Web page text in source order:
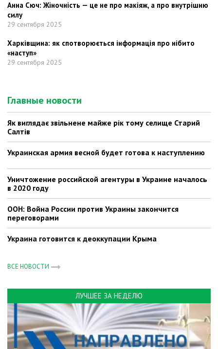
Анна Сюч: Жіночність — це не про макіяж, а про внутрішню
силу
29 сентября 2025
Харківщина: як спотворюється інформація про нібито
«наступ»
29 сентября 2025
Главные новости
Як виглядає звільнене майже рік тому селище Старий
Салтів
Украинская армия весной будет готова к наступлению
Уничтожение российской агентуры в Украине началось
в 2020 году
ООН: Война России против Украины закончится
переговорами
Украина готовится к деоккупации Крыма
ВСЕ НОВОСТИ
ЛУЧШЕЕ ЗА НЕДЕЛЮ